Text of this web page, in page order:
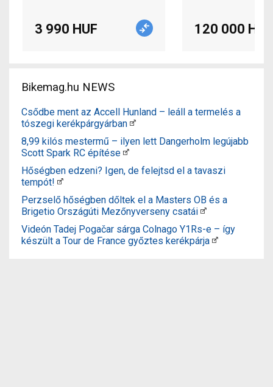
3 990 HUF 120 000 HUF
Bikemag.hu NEWS
Csődbe ment az Accell Hunland – leáll a termelés a
tószegi kerékpárgyárban
8,99 kilós mestermű – ilyen lett Dangerholm legújabb
Scott Spark RC építése
Hőségben edzeni? Igen, de felejtsd el a tavaszi
tempót!
Perzselő hőségben dőltek el a Masters OB és a
Brigetio Országúti Mezőnyverseny csatái
Videón Tadej Pogačar sárga Colnago Y1Rs-e – így
készült a Tour de France győztes kerékpárja